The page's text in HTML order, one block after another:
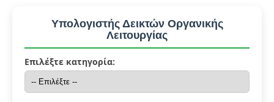
Υπολογιστής Δεικτών Οργανικής
Λειτουργίας
Επιλέξτε κατηγορία: